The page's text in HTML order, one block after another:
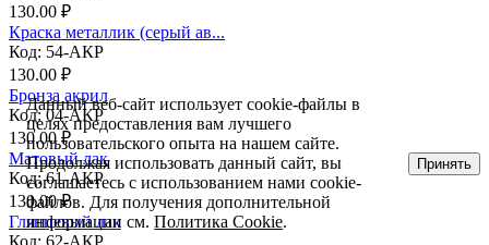
130.00 ₽
Краска металлик (серый ав...
Код: 54-АКР
130.00 ₽
Бронза акрил
Код: 04-АКР
130.00 ₽
Матовый лак
Код: 61-АКР
130.00 ₽
Глянцевый лак
Данный веб-сайт использует cookie-файлы в
целях предоставления вам лучшего
пользовательского опыта на нашем сайте.
Продолжая использовать данный сайт, вы
соглашаетесь с использованием нами cookie-
файлов. Для получения дополнительной
информации см.Политика Cookie.
Принять